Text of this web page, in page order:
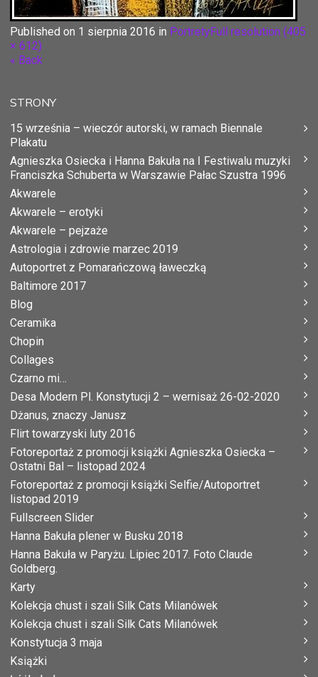
Published on 1 sierpnia 2016 in PortretyFull resolution (405
× 612)
« Back
STRONY
15 września – wieczór autorski, w ramach Biennale
Plakatu
Agnieszka Osiecka i Hanna Bakuła na I Festiwalu muzyki
Franciszka Schuberta w Warszawie Pałac Szustra 1996
Akwarele
Akwarele – erotyki
Akwarele – pejzaże
Astrologia i zdrowie marzec 2019
Autoportret z Pomarańczową ławeczką
Baltimore 2017
Blog
Ceramika
Chopin
Collages
Czarno mi…
Desa Modern Pl. Konstytucji 2 – wernisaż 26-02-2020
Dżanus, znaczy Janusz
Flirt towarzyski luty 2016
Fotoreportaż z promocji książki Agnieszka Osiecka –
Ostatni Bal – listopad 2024
Fotoreportaż z promocji książki Selfie/Autoportret
listopad 2019
Fullscreen Slider
Hanna Bakuła plener w Busku 2018
Hanna Bakuła w Paryżu. Lipiec 2017. Foto Claude
Goldberg.
Karty
Kolekcja chust i szali Silk Cats Milanówek
Kolekcja chust i szali Silk Cats Milanówek
Konstytucja 3 maja
Książki